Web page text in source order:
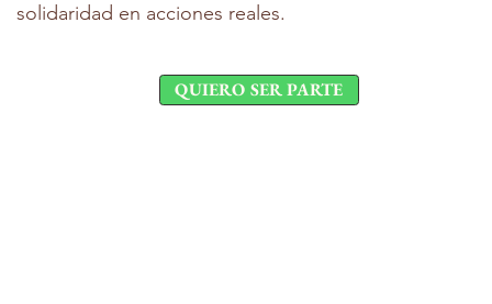
QUIERO SER PARTE
solidaridad en acciones reales.